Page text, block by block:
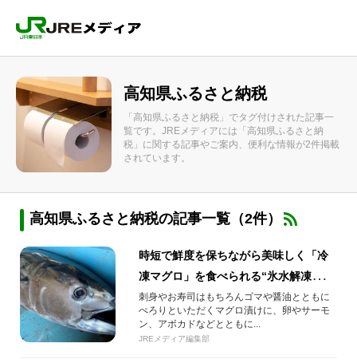
高知県ふるさと納税
「高知県ふるさと納税」でタグ付けされた記事一
覧です。JREメディアには「高知県ふるさと納
税」に関する記事やご案内、便利な情報が2件掲載
されています。
高知県ふるさと納税の記事一覧（2件）
時短で鮮度を保ちながら美味しく「冷
凍マグロ」を食べられる“氷水解凍
法”を解説！マグロ漬け、マグロ丼にも
大活躍！
刺身やお寿司はもちろんゴマや醤油とともに
ぺろりといただくマグロ漬けに、卵やサーモ
ン、アボカドなどとともに...
JREメディア編集部